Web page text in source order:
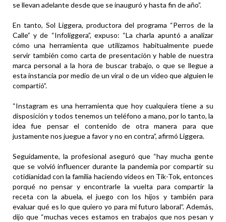
se llevan adelante desde que se inauguró y hasta fin de año”.
En tanto, Sol Liggera, productora del programa “Perros de la
Calle” y de “Infoliggera”, expuso: “La charla apuntó a analizar
cómo una herramienta que utilizamos habitualmente puede
servir también como carta de presentación y hable de nuestra
marca personal a la hora de buscar trabajo, o que se llegue a
esta instancia por medio de un viral o de un video que alguien le
compartió”.
“Instagram es una herramienta que hoy cualquiera tiene a su
disposición y todos tenemos un teléfono a mano, por lo tanto, la
idea fue pensar el contenido de otra manera para que
justamente nos juegue a favor y no en contra”, afirmó Liggera.
Seguidamente, la profesional aseguró que “hay mucha gente
que se volvió influencer durante la pandemia por compartir su
cotidianidad con la familia haciendo videos en Tik-Tok, entonces
porqué no pensar y encontrarle la vuelta para compartir la
receta con la abuela, el juego con los hijos y también para
evaluar qué es lo que quiero yo para mi futuro laboral”. Además,
dijo que “muchas veces estamos en trabajos que nos pesan y